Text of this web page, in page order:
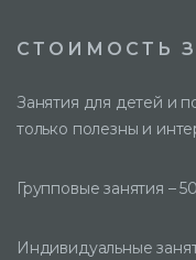
СТОИМОСТЬ
Занятия для детей и
только полезны и
Групповые занятия –
Индивидуальные